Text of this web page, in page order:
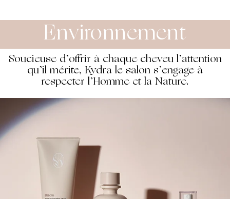
Environnement
Soucieuse d’offrir à chaque cheveu l’attention
qu’il mérite, Kydra le salon s’engage à
respecter l’Homme et la Nature.